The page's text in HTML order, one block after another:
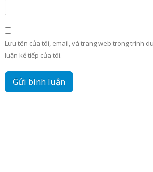
Lưu tên của tôi, email, và trang web trong trình
luận kế tiếp của tôi.